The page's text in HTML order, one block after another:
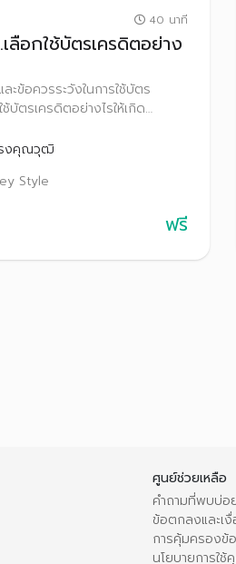
40 นาที
ลือกใช้บัตรเครดิตอย่าง
ะข้อควรระวังในการใช้บัตร
บัตรเครดิตอย่างไรให้เกิด
เครดิต พร้อมทั้ง แนะนำการใช้
พื่อต่อยอดเงินออม
งคุณวุฒิ
Style
ฟรี
ศูนย์ช่วยเหลือ
คำถามที่พบบ่อ
ข้อตกลงและเงื่
การคุ้มครองข้
นโยบายการใช้